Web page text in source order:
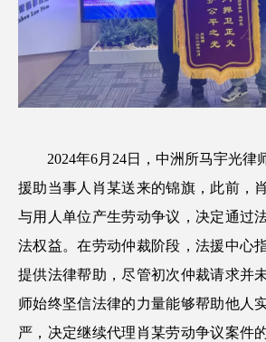
2024年6月24日，中洲所马宇光律
援助当事人肖某送来的锦旗，此前，
与用人单位产生劳动争议，决定通过
法权益。在劳动仲裁阶段，法援中心
提供法律帮助，尽管初次仲裁请求并
师始终坚信法律的力量能够帮助他人
严，决定继续代理肖某劳动争议案件